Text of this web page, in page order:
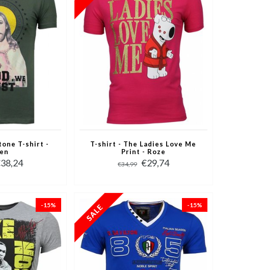
T-shirt -
T-shirt - The Ladies Love Me
Print - Roze
€34,99 €29,74
-15% -15%